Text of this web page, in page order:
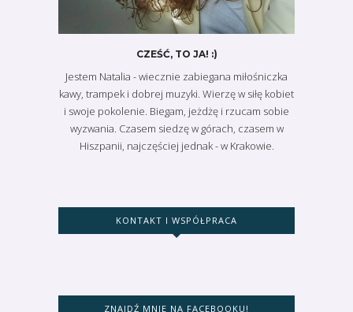
CZEŚĆ, TO JA! :)
Jestem Natalia - wiecznie zabiegana miłośniczka
kawy, trampek i dobrej muzyki. Wierzę w siłę kobiet
i swoje pokolenie. Biegam, jeżdżę i rzucam sobie
wyzwania. Czasem siedzę w górach, czasem w
Hiszpanii, najczęściej jednak - w Krakowie.
KONTAKT I WSPÓŁPRACA
ZNAJDŹ MNIE NA FACEBOOKU!